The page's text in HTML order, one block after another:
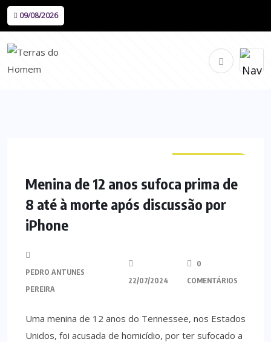
09/08/2026
Menina de 12 anos sufoca prima de
8 até à morte após discussão por
iPhone
PEDRO ANTUNES
PEREIRA
22/07/2024
0
COMENTÁRIOS
Uma menina de 12 anos do Tennessee, nos Estados
Unidos, foi acusada de homicídio, por ter sufocado a